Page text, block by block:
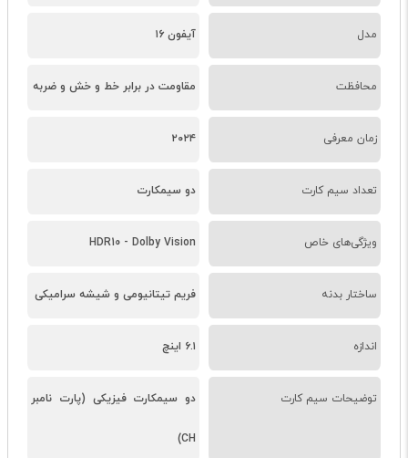
مدل آیفون ۱۶
محافظت مقاومت در برابر خط و خش و ضربه
زمان معرفی ۲۰۲۴
تعداد سیم کارت دو سیمکارت
ویژگی‌های خاص HDR10 - Dolby Vision
ساختار بدنه فریم تیتانیومی و شیشه سرامیکی
اندازه ۶.۱ اینچ
توضیحات سیم کارت دو سیمکارت فیزیکی (پارت نامبر
CH)